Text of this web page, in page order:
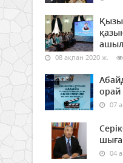
08 ақпан 2020 ж.
орай
07
04